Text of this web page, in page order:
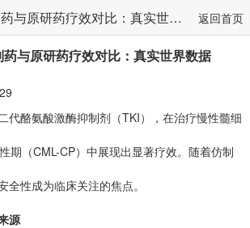
返回首页
尼洛替尼仿制药与原研药疗效对比：真实世界数据
与原研药疗效对比：真实世界数据
酪氨酸激酶抑制剂（TKI），在治疗慢性髓细
期（CML-CP）中展现出显著疗效。随着仿制
全性成为临床关注的焦点。
源